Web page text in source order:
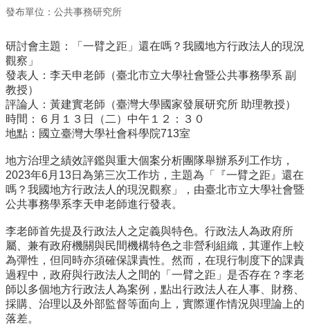
English
事
所
簡
介
公
事
成
員
學
事
務
論
文
口
試
發布單位：公共事務研究所
研討會主題：「一臂之距」還在嗎？我國地方行政法人的現況
觀察」
發表人：李天申老師（臺北市立大學社會暨公共事務學系 副
教授）
評論人：黃建實老師（臺灣大學國家發展研究所 助理教授）
時間：６月１３日（二）中午１２：３０
地點：國立臺灣大學社會科學院713室
地方治理之績效評鑑與重大個案分析團隊舉辦系列工作坊，
2023年6月13日為第三次工作坊，主題為「『一臂之距』還在
嗎？我國地方行政法人的現況觀察」，由臺北市立大學社會暨
公共事務學系李天申老師進行發表。
李老師首先提及行政法人之定義與特色。行政法人為政府所
屬、兼有政府機關與民間機構特色之非營利組織，其運作上較
為彈性，但同時亦須確保課責性。然而，在現行制度下的課責
過程中，政府與行政法人之間的「一臂之距」是否存在？李老
師以多個地方行政法人為案例，點出行政法人在人事、財務、
採購、治理以及外部監督等面向上，實際運作情況與理論上的
落差。